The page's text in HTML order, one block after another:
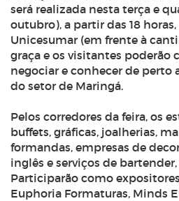
será realizada nesta terça e
outubro), a partir das 18
Unicesumar (em frente à
graça e os visitantes poderão
negociar e conhecer de perto
do setor de Maringá.
Pelos corredores da feira, os
buffets, gráficas, joalherias,
formandas, empresas de
inglês e serviços de
Participarão como
Euphoria Formaturas, Minds